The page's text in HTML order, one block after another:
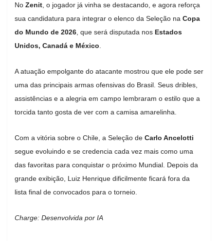
No Zenit , o jogador já vinha se destacando, e agora reforça
sua candidatura para integrar o elenco da Seleção na Copa
do Mundo de 2026 , que será disputada nos Estados
Unidos, Canadá e México
A atuação empolgante do atacante mostrou que ele pode ser
uma das principais armas ofensivas do Brasil. Seus dribles,
assistências e a alegria em campo lembraram o estilo que a
torcida tanto gosta de ver com a camisa amarelinha.
Com a vitória sobre o Chile, a Seleção de Carlo Ancelotti
segue evoluindo e se credencia cada vez mais como uma
das favoritas para conquistar o próximo Mundial. Depois da
grande exibição, Luiz Henrique dificilmente ficará fora da
lista final de convocados para o torneio.
Charge: Desenvolvida por IA